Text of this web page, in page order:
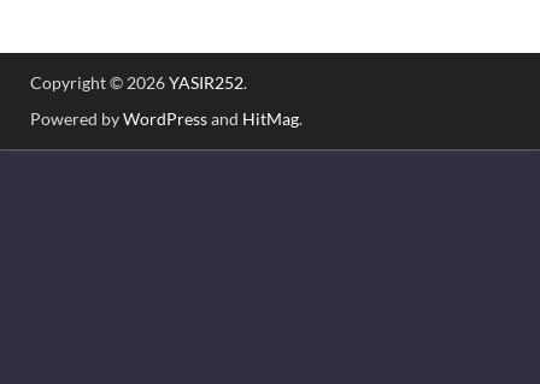
Copyright © 2026YASIR252.
Powered byWordPressand HitMag.